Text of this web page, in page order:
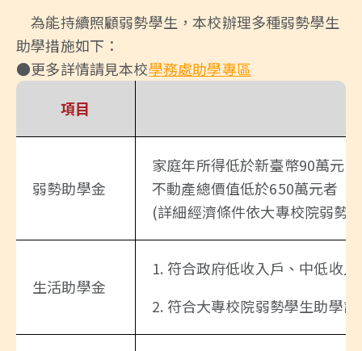
為能持續照顧弱勢學生，本校辦理多種弱勢學生
助學措施如下：
●更多詳情請見本校學務處助學專區
項目
弱勢助學金
家庭年所得低於新臺幣90萬元
不動產總價值低於650萬元者
(詳細經濟條件依大專校院弱勢
生活助學金
1. 符合政府低收入戶、中低收
2. 符合大專校院弱勢學生助學